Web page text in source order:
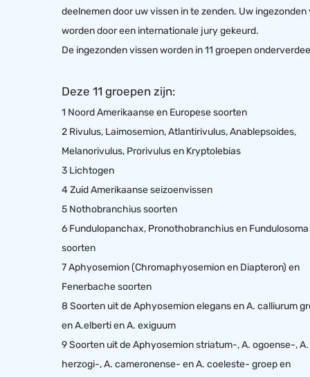
deelnemen door uw vissen in te zenden. Uw ingezonden
worden door een internationale jury gekeurd.
De ingezonden vissen worden in 11 groepen
Deze 11 groepen zijn:
1 Noord Amerikaanse en Europese soorten
2 Rivulus, Laimosemion, Atlantirivulus, Anablepsoides,
Melanorivulus, Prorivulus en Kryptolebias
3 Lichtogen
4 Zuid Amerikaanse seizoenvissen
5 Nothobranchius soorten
6 Fundulopanchax, Pronothobranchius en Fundulosoma
soorten
7 Aphyosemion (Chromaphyosemion en Diapteron) en
Fenerbache soorten
8 Soorten uit de Aphyosemion elegans en A. calliurum
en A.elberti en A. exiguum
9 Soorten uit de Aphyosemion striatum-, A. ogoense-, A.
herzogi-, A. cameronense- en A. coeleste- groep en